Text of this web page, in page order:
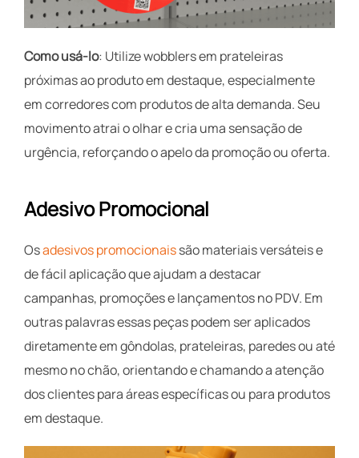
Como usá-lo: Utilize wobblers em prateleiras
próximas ao produto em destaque, especialmente
em corredores com produtos de alta demanda. Seu
movimento atrai o olhar e cria uma sensação de
urgência, reforçando o apelo da promoção ou oferta.
Adesivo Promocional
Osadesivos promocionaissão materiais versáteis e
de fácil aplicação que ajudam a destacar
campanhas, promoções e lançamentos no PDV. Em
outras palavras essas peças podem ser aplicados
diretamente em gôndolas, prateleiras, paredes ou até
mesmo no chão, orientando e chamando a atenção
dos clientes para áreas específicas ou para produtos
em destaque.